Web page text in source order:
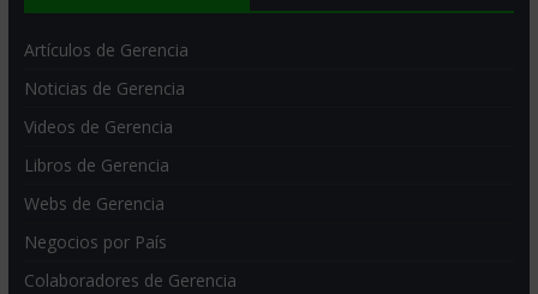
Artículos de Gerencia
Noticias de Gerencia
Videos de Gerencia
Libros de Gerencia
Webs de Gerencia
Negocios por País
Colaboradores de Gerencia